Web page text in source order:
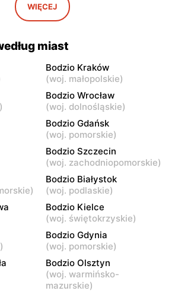
Ciechanów, ul. Warszawska
14
Bodzio
ul.
Bodzio
Przasnysz, ul. Rynek 23
Bodzio
Dęblin, ul. 15 Pułku
Piechoty Wilków 3
6
Bodzio
Łuków, ul. Międzyrzecka 72
Bodzio
Tomaszów Mazowiecki, ul.
Smugowa 2
Bodzio
Gostynin, ul. Dybanka 2
WIĘCEJ
miast
Bodzio Kraków
(woj. małopolskie)
)
Bodzio Wrocław
(woj. dolnośląskie)
Bodzio Gdańsk
(woj. pomorskie)
Bodzio Szczecin
(woj. zachodniopomorskie)
)
Bodzio Białystok
(woj. podlaskie)
Bodzio Kielce
(woj. świętokrzyskie)
)
Bodzio Gdynia
(woj. pomorskie)
Bodzio Olsztyn
(woj. warmińsko-
mazurskie)